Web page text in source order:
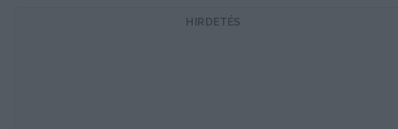
HIRDETÉS